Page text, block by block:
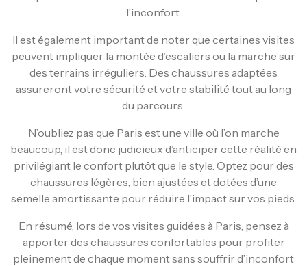
l’inconfort.
Il est également important de noter que certaines visites
peuvent impliquer la montée d’escaliers ou la marche sur
des terrains irréguliers. Des chaussures adaptées
assureront votre sécurité et votre stabilité tout au long
du parcours.
N’oubliez pas que Paris est une ville où l’on marche
beaucoup, il est donc judicieux d’anticiper cette réalité en
privilégiant le confort plutôt que le style. Optez pour des
chaussures légères, bien ajustées et dotées d’une
semelle amortissante pour réduire l’impact sur vos pieds.
En résumé, lors de vos visites guidées à Paris, pensez à
apporter des chaussures confortables pour profiter
pleinement de chaque moment sans souffrir d’inconfort